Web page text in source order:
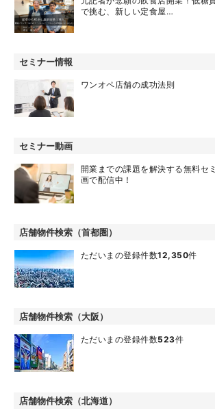
で挑む、新しい定食屋…
セミナー情報
ワンオペ店舗の成功法則
セミナー動画
開業までの課題を解決する無料セ
画で配信中！
店舗物件検索（首都圏）
ただいまの登録件数12,350件
店舗物件検索（大阪）
ただいまの登録件数523件
店舗物件検索（北海道）